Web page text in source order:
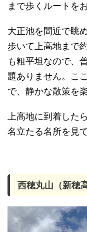
まで歩くルートを
大正池を間近で眺
歩いて上高地まで
も粗平坦なので、
題ありません。こ
で、静かな散策を
上高地に到着した
名立たる名所を見
西穂丸山（新穂